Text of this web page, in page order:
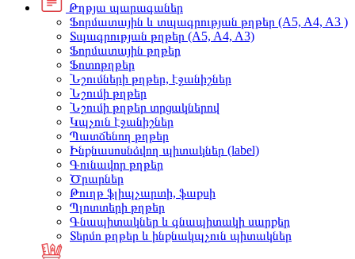
Թղթյա պարագաներ
Ֆորմատային և տպագրության թղթեր (A5, A4, A3 )
Տպագրության թղթեր (A5, A4, A3)
Ֆորմատային թղթեր
Ֆոտոթղթեր
Նշումների թղթեր, էջանիշներ
Նշումի թղթեր
Նշումի թղթեր տրցակներով
Կպչուն էջանիշներ
Պատճենող թղթեր
Ինքնասոսնձվող պիտակներ (label)
Գունավոր թղթեր
Ծրարներ
Թուղթ ֆլիպչարտի, ֆաքսի
Պլոտտերի թղթեր
Գնապիտակներ և գնապիտակի սարքեր
Տերմո թղթեր և ինքնակպչուն պիտակներ